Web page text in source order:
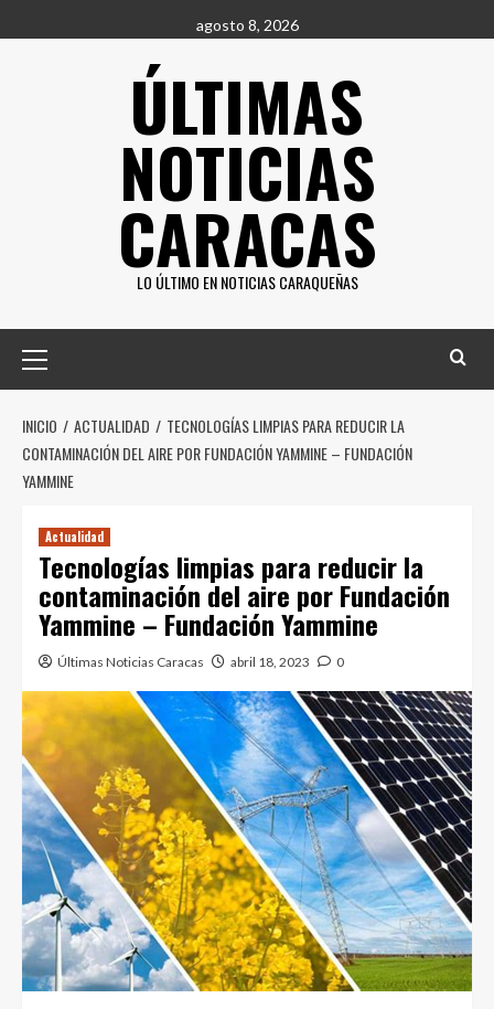
al
agosto 8, 2026
ÚLTIMAS
NOTICIAS
CARACAS
LO ÚLTIMO EN NOTICIAS CARAQUEÑAS
principal
INICIO ACTUALIDAD
TECNOLOGÍAS LIMPIAS PARA REDUCIR LA
CONTAMINACIÓN DEL AIRE POR FUNDACIÓN YAMMINE – FUNDACIÓN
YAMMINE
Actualidad
Tecnologías limpias para reducir la
contaminación del aire por Fundación
Yammine – Fundación Yammine
Últimas Noticias Caracas abril 18, 2023 0